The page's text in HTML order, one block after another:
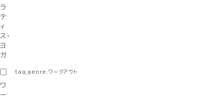
ラ
テ
ィ
ス・
ヨ
ガ
tag_genre:ワークアウト
ワ
ー